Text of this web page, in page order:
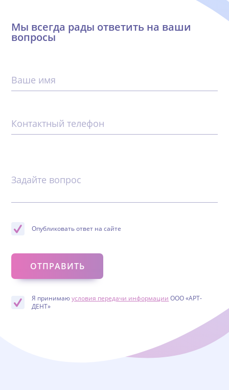
Мы всегда рады ответить на ваши
вопросы
Ваше имя
Контактный телефон
Задайте вопрос
Опубликовать ответ на сайте
Я принимаюусловия передачи информации ООО «АРТ-
ДЕНТ»